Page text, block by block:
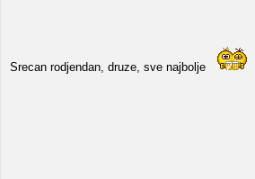
Srecan rodjendan, druze, sve najbolje